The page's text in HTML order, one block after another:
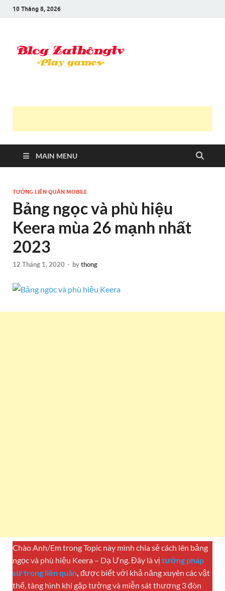
10 Tháng 8, 2026
MAIN MENU
TƯỚNG LIÊN QUÂN MOBILE
Bảng ngọc và phù hiệu
Keera mùa 26 mạnh nhất
2023
12 Tháng 1, 2020 - bythong
Chào Anh/Em trong Topic này mình chia sẻ cách lên bảng
ngọc và phù hiệu Keera – Dạ Ưng. Đây là vị tướng pháp
sư trong liên quân, được biết với khả năng xuyên các vật
thể, tàng hình khi gặp tường và miễn sát thương 3 đòn